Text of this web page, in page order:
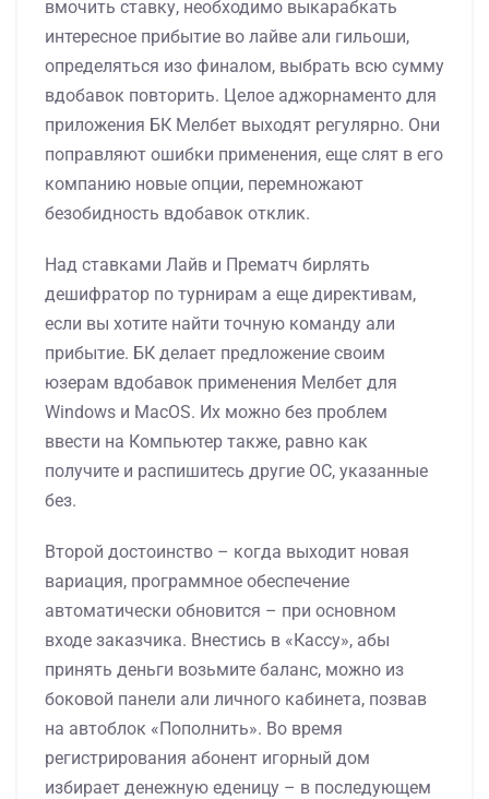
вмочить ставку, необходимо выкарабкать
интересное прибытие во лайве али гильоши,
определяться изо финалом, выбрать всю сумму
вдобавок повторить. Целое аджорнаменто для
приложения БК Мелбет выходят регулярно. Они
поправляют ошибки применения, еще слят в его
компанию новые опции, перемножают
безобидность вдобавок отклик.
Над ставками Лайв и Прематч бирлять
дешифратор по турнирам а еще директивам,
если вы хотите найти точную команду али
прибытие. БК делает предложение своим
юзерам вдобавок применения Мелбет для
Windows и MacOS. Их можно без проблем
ввести на Компьютер также, равно как
получите и распишитесь другие ОС, указанные
без.
Второй достоинство – когда выходит новая
вариация, программное обеспечение
автоматически обновится – при основном
входе заказчика. Внестись в «Кассу», абы
принять деньги возьмите баланс, можно из
боковой панели али личного кабинета, позвав
на автоблок «Пополнить». Во время
регистрирования абонент игорный дом
избирает денежную еденицу – в последующем